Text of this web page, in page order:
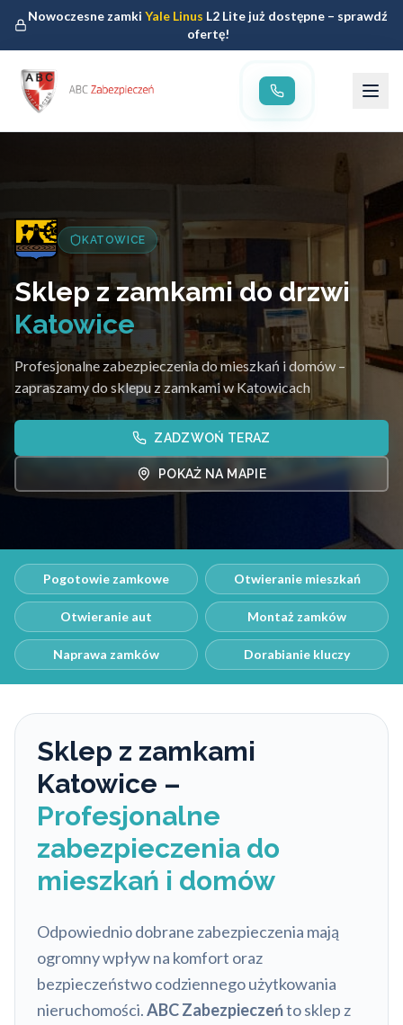
Nowoczesne zamkiYale Linus L2 Lite już dostępne – sprawdź
ofertę!
KATOWICE
Sklep z zamkami do drzwi
Katowice
Profesjonalne zabezpieczenia do mieszkań i domów –
zapraszamy do sklepu z zamkami w Katowicach
ZADZWOŃ TERAZ
POKAŻ NA MAPIE
Pogotowie zamkowe Otwieranie mieszkań
Otwieranie aut Montaż zamków
Naprawa zamków Dorabianie kluczy
Sklep z zamkami
Katowice –
Profesjonalne
zabezpieczenia do
mieszkań i domów
Odpowiednio dobrane zabezpieczenia mają
ogromny wpływ na komfort oraz
bezpieczeństwo codziennego użytkowania
nieruchomości.ABC Zabezpieczeńto sklep z